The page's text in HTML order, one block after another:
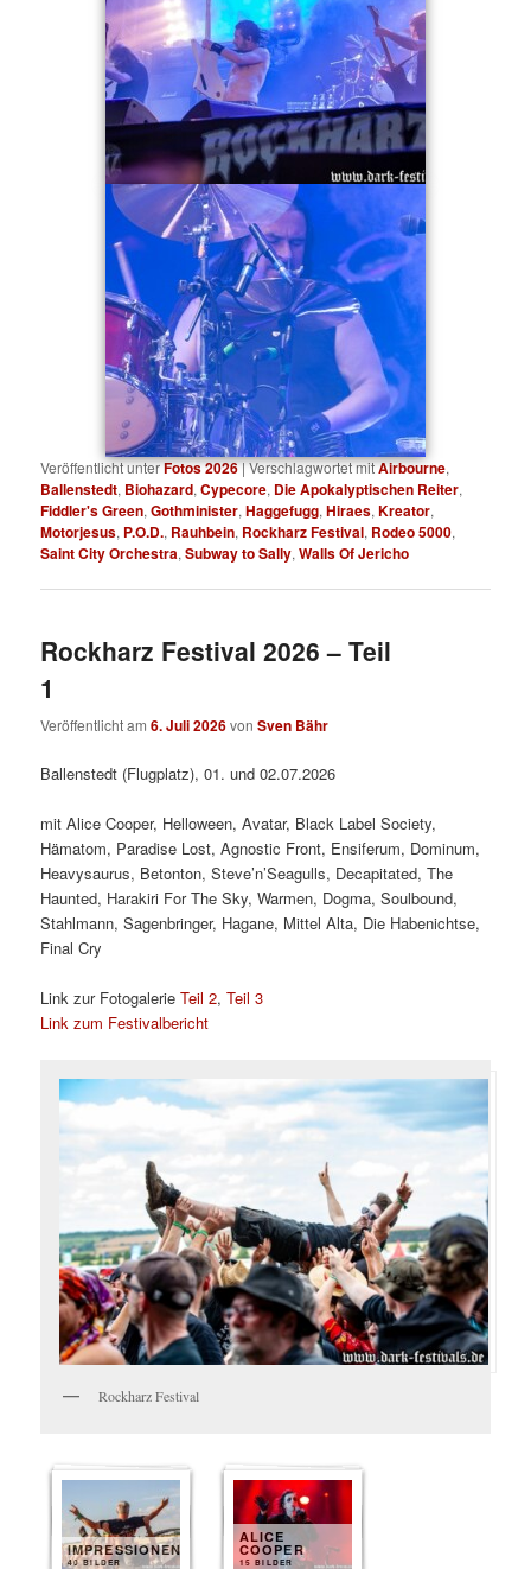
Veröffentlicht unterFotos 2026|Verschlagwortet mitAirbourne,
Ballenstedt, Biohazard,Cypecore, Die Apokalyptischen Reiter,
Fiddler's Green,Gothminister,Haggefugg,Hiraes,Kreator,
Motorjesus, P.O.D., Rauhbein, Rockharz Festival, Rodeo 5000,
Saint City Orchestra,Subway to Sally,Walls Of Jericho
Rockharz Festival 2026 – Teil
1
Veröffentlicht am6. Juli 2026vonSven Bähr
Ballenstedt (Flugplatz), 01. und 02.07.2026
mit Alice Cooper, Helloween, Avatar, Black Label Society,
Hämatom, Paradise Lost, Agnostic Front, Ensiferum, Dominum,
Heavysaurus, Betonton, Steve’n’Seagulls, Decapitated, The
Haunted, Harakiri For The Sky, Warmen, Dogma, Soulbound,
Stahlmann, Sagenbringer, Hagane, Mittel Alta, Die Habenichtse,
Final Cry
Link zur FotogalerieTeil 2,Teil 3
Link zum Festivalbericht
Rockharz Festival
IMPRESSIONEN
40 BILDER
ALICE
COOPER
15 BILDER